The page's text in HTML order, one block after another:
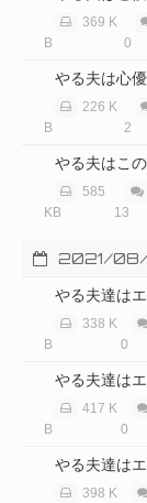
369 K
B
0
やる夫は心
226 K
B
2
やる夫はこ
585
KB
13
2021/
やる夫達は
338 K
B
0
やる夫達は
417 K
B
0
やる夫達は
398 K